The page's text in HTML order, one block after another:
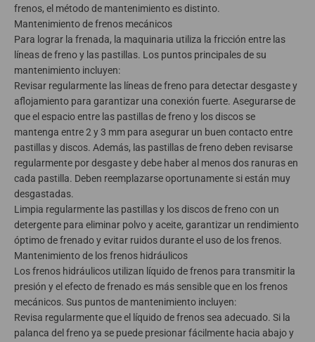
frenos, el método de mantenimiento es distinto.
Mantenimiento de frenos mecánicos
Para lograr la frenada, la maquinaria utiliza la fricción entre las
líneas de freno y las pastillas. Los puntos principales de su
mantenimiento incluyen:
Revisar regularmente las líneas de freno para detectar desgaste y
aflojamiento para garantizar una conexión fuerte. Asegurarse de
que el espacio entre las pastillas de freno y los discos se
mantenga entre 2 y 3 mm para asegurar un buen contacto entre
pastillas y discos. Además, las pastillas de freno deben revisarse
regularmente por desgaste y debe haber al menos dos ranuras en
cada pastilla. Deben reemplazarse oportunamente si están muy
desgastadas.
Limpia regularmente las pastillas y los discos de freno con un
detergente para eliminar polvo y aceite, garantizar un rendimiento
óptimo de frenado y evitar ruidos durante el uso de los frenos.
Mantenimiento de los frenos hidráulicos
Los frenos hidráulicos utilizan líquido de frenos para transmitir la
presión y el efecto de frenado es más sensible que en los frenos
mecánicos. Sus puntos de mantenimiento incluyen:
Revisa regularmente que el líquido de frenos sea adecuado. Si la
palanca del freno ya se puede presionar fácilmente hacia abajo y